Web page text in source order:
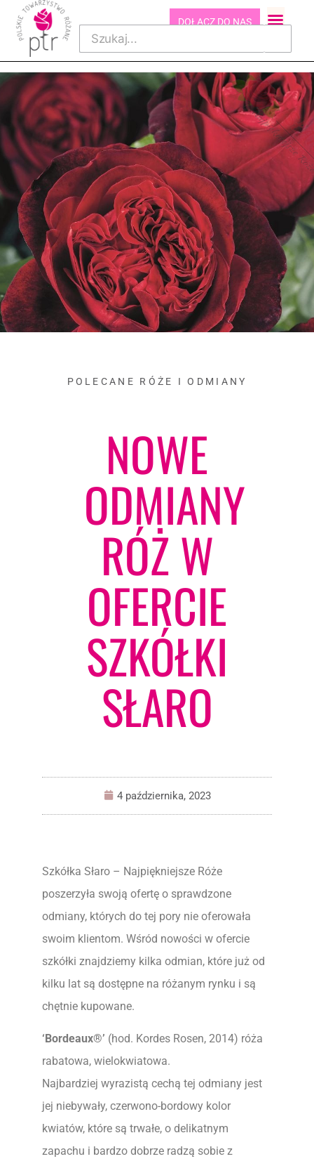
DOŁĄCZ DO NAS
POLECANE RÓŻE I ODMIANY
NOWE
ODMIANY
RÓŻ W
OFERCIE
SZKÓŁKI
SŁARO
4 października, 2023
Szkółka Słaro – Najpiękniejsze Róże
poszerzyła swoją ofertę o sprawdzone
odmiany, których do tej pory nie oferowała
swoim klientom. Wśród nowości w ofercie
szkółki znajdziemy kilka odmian, które już od
kilku lat są dostępne na różanym rynku i są
chętnie kupowane.
‘Bordeaux®’ (hod. Kordes Rosen, 2014) róża
rabatowa, wielokwiatowa.
Najbardziej wyrazistą cechą tej odmiany jest
jej niebywały, czerwono-bordowy kolor
kwiatów, które są trwałe, o delikatnym
zapachu i bardzo dobrze radzą sobie z